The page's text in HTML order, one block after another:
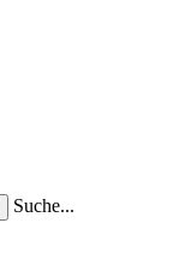
Suche...